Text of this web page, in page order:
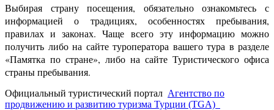
Выбирая страну посещения, обязательно ознакомьтесь с
информацией о традициях, особенностях пребывания,
правилах и законах. Чаще всего эту информацию можно
получить либо на сайте туроператора вашего тура в разделе
«Памятка по стране», либо на сайте Туристического офиса
страны пребывания.
Официальный туристический портал Агентство по
продвижению и развитию туризма Турции (TGA)